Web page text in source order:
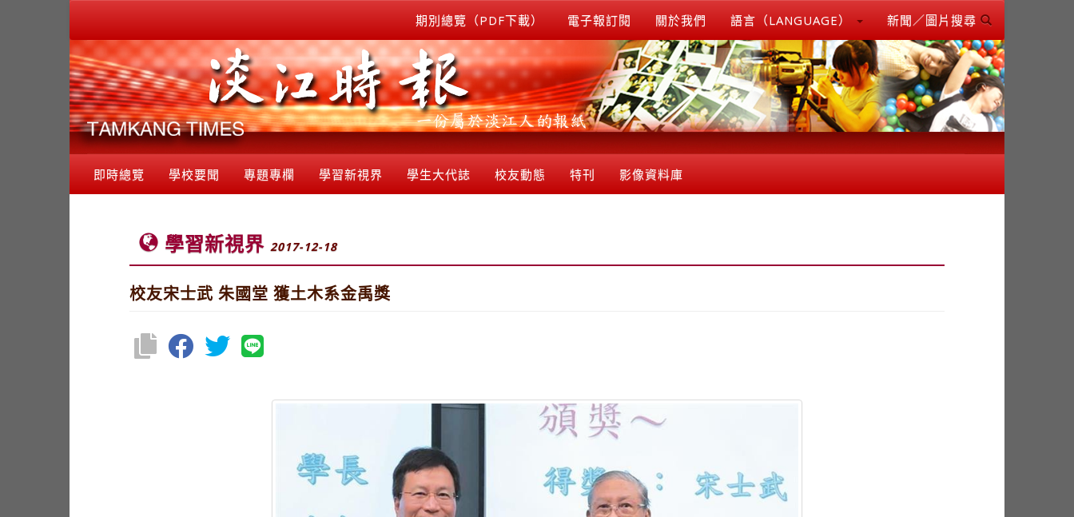
期別總覽（PDF下載） 電子報訂閱 關於我們 語言（LANGUAGE） 新聞／圖片搜尋
即時總覽 學校要聞 專題專欄 學習新視界 學生大代誌 校友動態 特刊 影像資料庫
學習新視界 2017-12-18
校友宋士武 朱國堂 獲土木系金禹獎